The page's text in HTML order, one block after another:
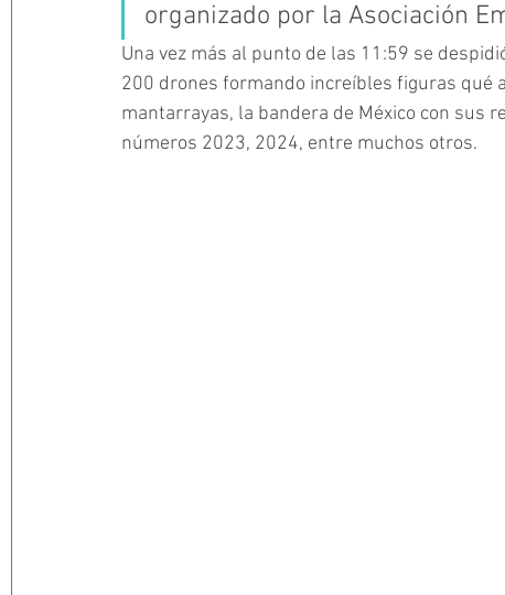
organizado por la Asociación
Una vez más al punto de las 11:59 se
200 drones formando increíbles figuras qué
mantarrayas, la bandera de México con sus
números 2023, 2024, entre muchos otros.